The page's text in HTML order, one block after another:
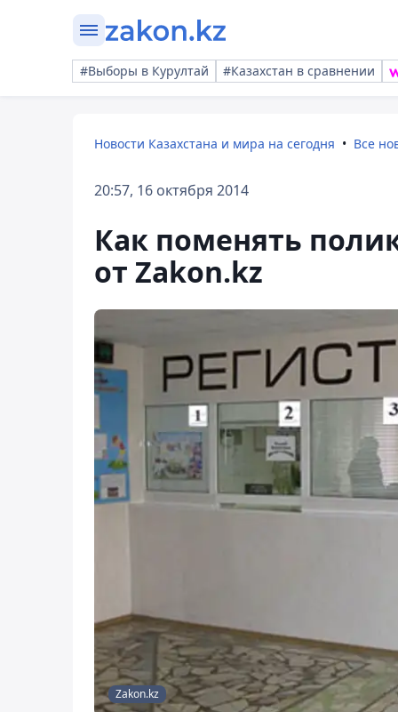
#Выборы в Курултай #Казахстан в сравнении
Новости Казахстана и мира на сегодня Все
20:57, 16 октября 2014
Как поменять
от Zakon.kz
Zakon.kz